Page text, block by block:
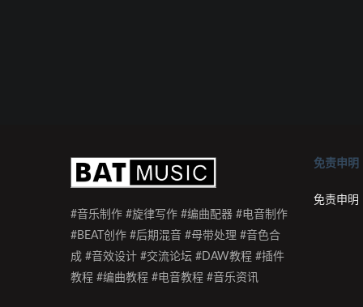
#音乐制作 #旋律写作 #编曲配器 #电音制作
#BEAT创作 #后期混音 #母带处理 #音色合
成 #音效设计 #交流论坛 #DAW教程 #插件
教程 #编曲教程 #电音教程 #音乐资讯
免责申明
免责申明